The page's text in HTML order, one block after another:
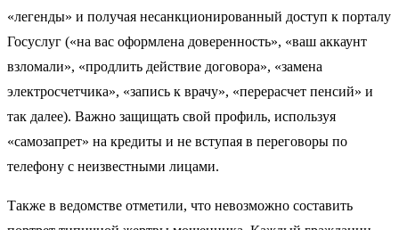
«легенды» и получая несанкционированный доступ к порталу
Госуслуг («на вас оформлена доверенность», «ваш аккаунт
взломали», «продлить действие договора», «замена
электросчетчика», «запись к врачу», «перерасчет пенсий» и
так далее). Важно защищать свой профиль, используя
«самозапрет» на кредиты и не вступая в переговоры по
телефону с неизвестными лицами.
Также в ведомстве отметили, что невозможно составить